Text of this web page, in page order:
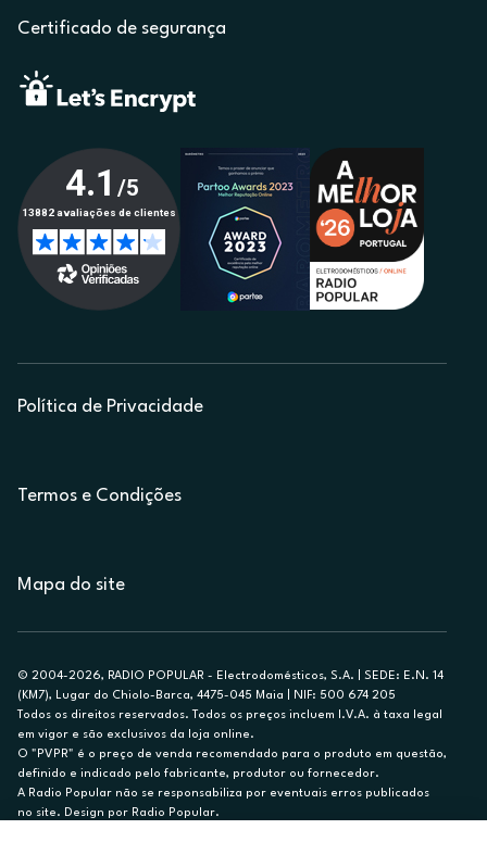
Certificado de segurança
Política de Privacidade
Termos e Condições
Mapa do site
© 2004-2026, RADIO POPULAR - Electrodomésticos, S.A. | SEDE: E.N. 14
(KM7), Lugar do Chiolo-Barca, 4475-045 Maia | NIF: 500 674 205
Todos os direitos reservados. Todos os preços incluem I.V.A. à taxa legal
em vigor e são exclusivos da loja online.
O "PVPR" é o preço de venda recomendado para o produto em questão,
definido e indicado pelo fabricante, produtor ou fornecedor.
A Radio Popular não se responsabiliza por eventuais erros publicados
no site. Design por Radio Popular.